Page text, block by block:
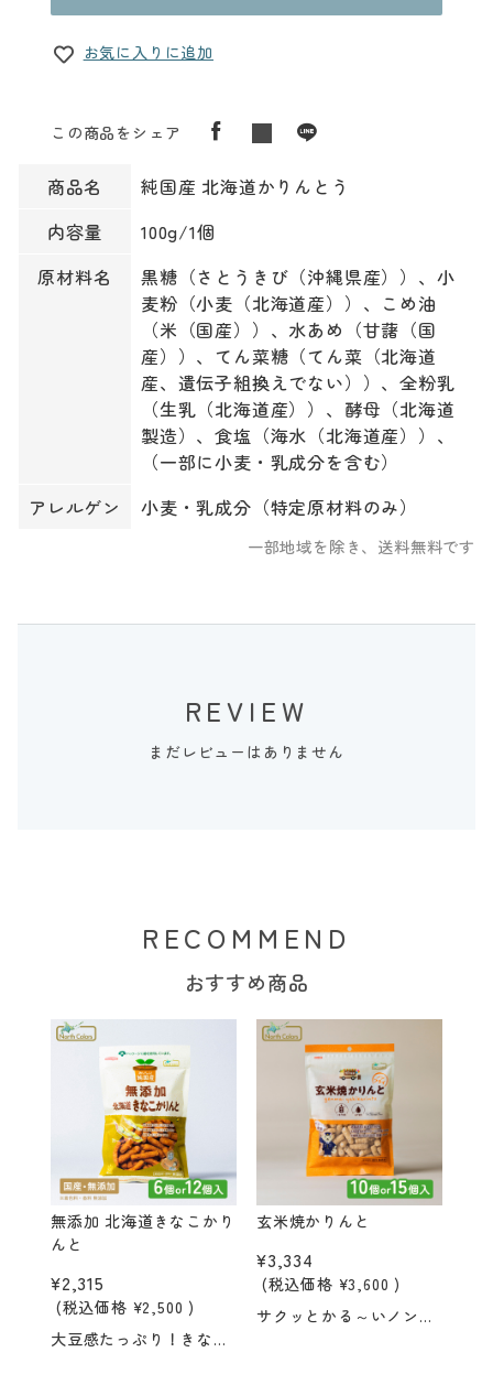
お気に入りに追加
この商品をシェア
商品名
純国産 北海道かりんとう
内容量
100g/1個
原材料名
黒糖（さとうきび（沖縄県産））、小
麦粉（小麦（北海道産））、こめ油
（米（国産））、水あめ（甘藷（国
産））、てん菜糖（てん菜（北海道
産、遺伝子組換えでない））、全粉乳
（生乳（北海道産））、酵母（北海道
製造）、食塩（海水（北海道産））、
（一部に小麦・乳成分を含む）
アレルゲン
小麦・乳成分（特定原材料のみ）
一部地域を除き、送料無料です
REVIEW
まだレビューはありません
RECOMMEND
おすすめ商品
無添加 北海道きなこかり
んと
¥2,315
(税込価格 ¥2,500 )
大豆感たっぷり！きなこ味のかりんとう。 蜜にはきなこ、生地には大豆、素材を感じる味わいです。
玄米焼かりんと
¥3,334
(税込価格 ¥3,600 )
サクッとかる～いノンフライのかりんとう。 小麦粉・食用油を使わずに作った、焼かりんと。やさしい甘さの黒糖味です。